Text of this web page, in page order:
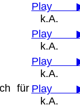
Play
k.A.
Play
k.A.
Play
k.A.
für Play
k.A.